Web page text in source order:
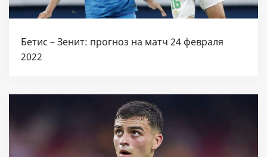
Бетис – Зенит: прогноз на матч 24 февраля
2022